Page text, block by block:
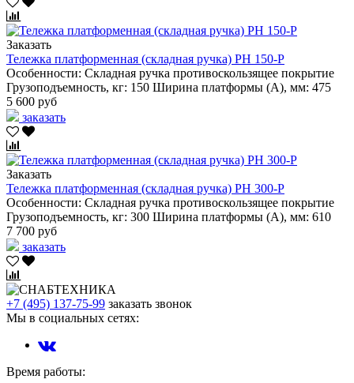
Заказать
Тележка платформенная (складная ручка) PH 150-P
Особенности: Складная ручка противоскользящее покрытие
Грузоподъемность, кг: 150 Ширина платформы (А), мм: 475
5 600 руб
заказать
Заказать
Тележка платформенная (складная ручка) PH 300-P
Особенности: Складная ручка противоскользящее покрытие
Грузоподъемность, кг: 300 Ширина платформы (А), мм: 610
7 700 руб
заказать
+7 (495) 137-75-99 заказать звонок
Мы в социальных сетях:
Время работы: